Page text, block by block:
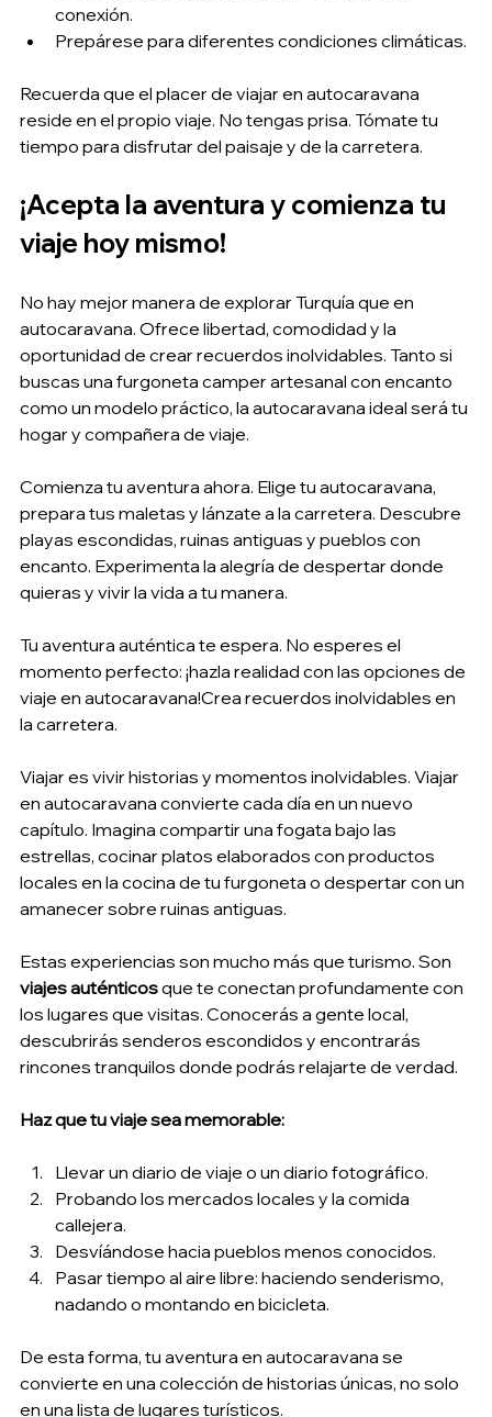
conexión.
Prepárese para diferentes condiciones climáticas.
Recuerda que el placer de viajar en autocaravana
reside en el propio viaje. No tengas prisa. Tómate tu
tiempo para disfrutar del paisaje y de la carretera.
¡Acepta la aventura y comienza tu
viaje hoy mismo!
No hay mejor manera de explorar Turquía que en
autocaravana. Ofrece libertad, comodidad y la
oportunidad de crear recuerdos inolvidables. Tanto si
buscas una furgoneta camper artesanal con encanto
como un modelo práctico, la autocaravana ideal será tu
hogar y compañera de viaje.
Comienza tu aventura ahora. Elige tu autocaravana,
prepara tus maletas y lánzate a la carretera. Descubre
playas escondidas, ruinas antiguas y pueblos con
encanto. Experimenta la alegría de despertar donde
quieras y vivir la vida a tu manera.
Tu aventura auténtica te espera. No esperes el
momento perfecto: ¡hazla realidad con las opciones de
viaje en autocaravana!Crea recuerdos inolvidables en
la carretera.
Viajar es vivir historias y momentos inolvidables. Viajar
en autocaravana convierte cada día en un nuevo
capítulo. Imagina compartir una fogata bajo las
estrellas, cocinar platos elaborados con productos
locales en la cocina de tu furgoneta o despertar con un
amanecer sobre ruinas antiguas.
Estas experiencias son mucho más que turismo. Son
viajes auténticos que te conectan profundamente con
los lugares que visitas. Conocerás a gente local,
descubrirás senderos escondidos y encontrarás
rincones tranquilos donde podrás relajarte de verdad.
Haz que tu viaje sea memorable:
Llevar un diario de viaje o un diario fotográfico.
Probando los mercados locales y la comida
callejera.
Desvíándose hacia pueblos menos conocidos.
Pasar tiempo al aire libre: haciendo senderismo,
nadando o montando en bicicleta.
De esta forma, tu aventura en autocaravana se
convierte en una colección de historias únicas, no solo
en una lista de lugares turísticos.